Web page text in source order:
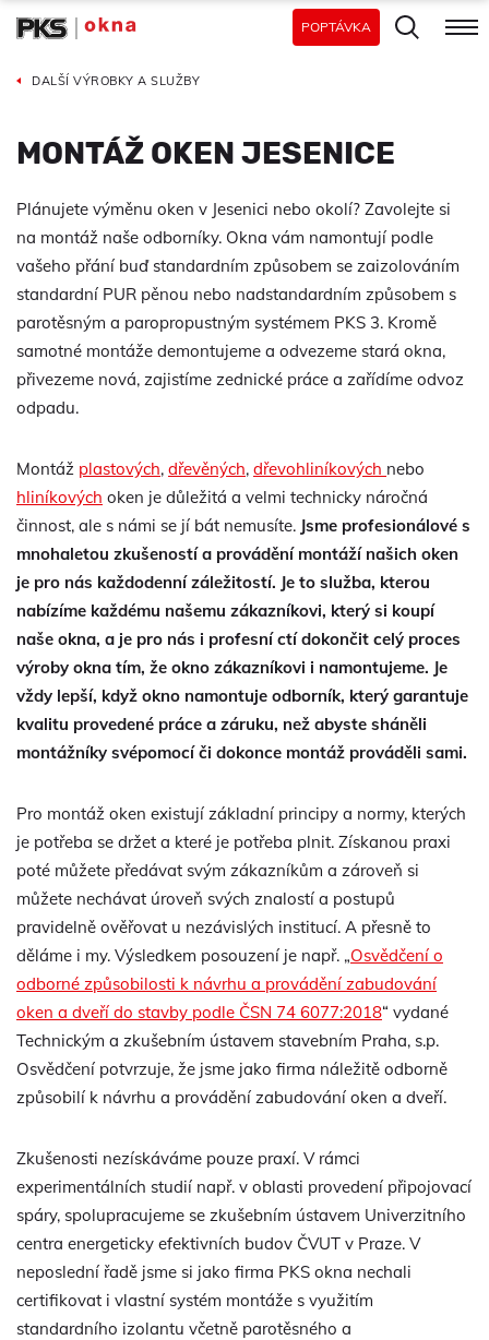
POPTÁVKA
DALŠÍ VÝROBKY A SLUŽBY
MONTÁŽ OKEN JESENICE
Plánujete výměnu oken v Jesenici nebo okolí? Zavolejte si
na montáž naše odborníky. Okna vám namontují podle
vašeho přání buď standardním způsobem se zaizolováním
standardní PUR pěnou nebo nadstandardním způsobem s
parotěsným a paropropustným systémem PKS 3. Kromě
samotné montáže demontujeme a odvezeme stará okna,
přivezeme nová, zajistíme zednické práce a zařídíme odvoz
odpadu.
Montáž plastových, dřevěných, dřevohliníkových nebo
hliníkových oken je důležitá a velmi technicky náročná
činnost, ale s námi se jí bát nemusíte. Jsme profesionálové s
mnohaletou zkušeností a provádění montáží našich oken
je pro nás každodenní záležitostí. Je to služba, kterou
nabízíme každému našemu zákazníkovi, který si koupí
naše okna, a je pro nás i profesní ctí dokončit celý proces
výroby okna tím, že okno zákazníkovi i namontujeme. Je
vždy lepší, když okno namontuje odborník, který garantuje
kvalitu provedené práce a záruku, než abyste sháněli
montážníky svépomocí či dokonce montáž prováděli sami.
Pro montáž oken existují základní principy a normy, kterých
je potřeba se držet a které je potřeba plnit. Získanou praxi
poté můžete předávat svým zákazníkům a zároveň si
můžete nechávat úroveň svých znalostí a postupů
pravidelně ověřovat u nezávislých institucí. A přesně to
děláme i my. Výsledkem posouzení je např. „Osvědčení o
odborné způsobilosti k návrhu a provádění zabudování
oken a dveří do stavby podle ČSN 74 6077:2018“ vydané
Technickým a zkušebním ústavem stavebním Praha, s.p.
Osvědčení potvrzuje, že jsme jako firma náležitě odborně
způsobilí k návrhu a provádění zabudování oken a dveří.
Zkušenosti nezískáváme pouze praxí. V rámci
experimentálních studií např. v oblasti provedení připojovací
spáry, spolupracujeme se zkušebním ústavem Univerzitního
centra energeticky efektivních budov ČVUT v Praze. V
neposlední řadě jsme si jako firma PKS okna nechali
certifikovat i vlastní systém montáže s využitím
standardního izolantu včetně parotěsného a